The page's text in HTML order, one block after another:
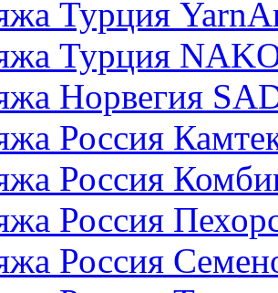
Турция
Турция
Норвегия
Россия
Россия
Россия
Россия